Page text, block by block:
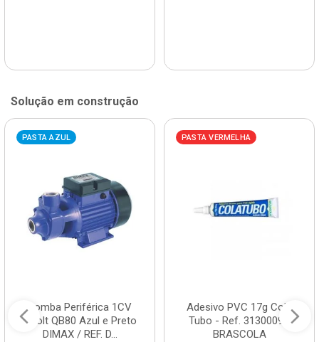
Solução em construção
PASTA AZUL
Bomba Periférica 1CV
Bivolt QB80 Azul e Preto
DIMAX / REF. D...
PASTA VERMELHA
Adesivo PVC 17g Cola
Tubo - Ref. 3130009 -
BRASCOLA